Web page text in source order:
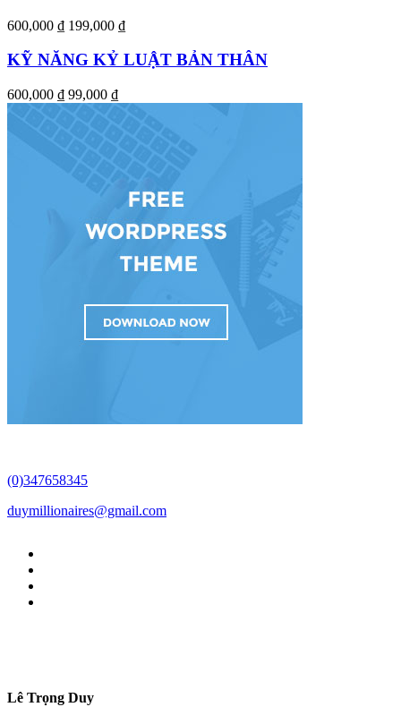
600,000 ₫ 199,000 ₫
KỸ NĂNG KỶ LUẬT BẢN THÂN
600,000 ₫ 99,000 ₫
(0)347658345
duymillionaires@gmail.com
Lê Trọng Duy